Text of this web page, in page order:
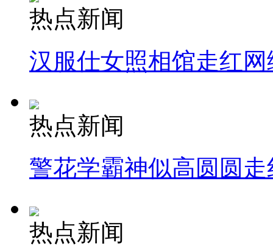
热点新闻
汉服仕女照相馆走红网
热点新闻
警花学霸神似高圆圆走
热点新闻